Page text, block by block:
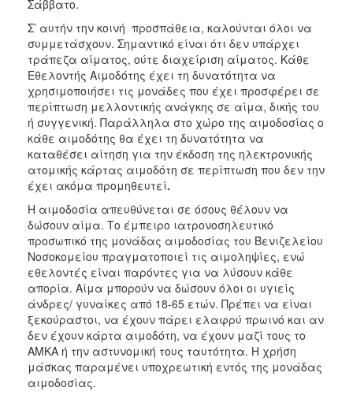
Σάββατο.
Σ’ αυτήν την κοινή προσπάθεια, καλούνται όλοι να
συμμετάσχουν. Σημαντικό είναι ότι δεν υπάρχει
τράπεζα αίματος, ούτε διαχείριση αίματος. Κάθε
Εθελοντής Αιμοδότης έχει τη δυνατότητα να
χρησιμοποιήσει τις μονάδες που έχει προσφέρει σε
περίπτωση μελλοντικής ανάγκης σε αίμα, δικής του
ή συγγενική. Παράλληλα στο χώρο της αιμοδοσίας ο
κάθε αιμοδότης θα έχει τη δυνατότητα να
καταθέσει αίτηση για την έκδοση της ηλεκτρονικής
ατομικής κάρτας αιμοδότη σε περίπτωση που δεν την
έχει ακόμα προμηθευτεί.
Η αιμοδοσία απευθύνεται σε όσους θέλουν να
δώσουν αίμα. Το έμπειρο ιατρονοσηλευτικό
προσωπικό της μονάδας αιμοδοσίας του Βενιζελείου
Νοσοκομείου πραγματοποιεί τις αιμοληψίες, ενώ
εθελοντές είναι παρόντες για να λύσουν κάθε
απορία. Αίμα μπορούν να δώσουν όλοι οι υγιείς
άνδρες/ γυναίκες από 18-65 ετών. Πρέπει να είναι
ξεκούραστοι, να έχουν πάρει ελαφρύ πρωινό και αν
δεν έχουν κάρτα αιμοδότη, να έχουν μαζί τους το
ΑΜΚΑ ή την αστυνομική τους ταυτότητα. Η χρήση
μάσκας παραμένει υποχρεωτική εντός της μονάδας
αιμοδοσίας.